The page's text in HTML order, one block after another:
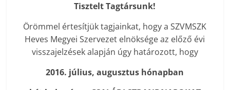
Tisztelt Tagtársunk!
Örömmel értesítjük tagjainkat, hogy a SZVMSZK
Heves Megyei Szervezet elnöksége az előző évi
visszajelzések alapján úgy határozott, hogy
2016. július, augusztus hónapban